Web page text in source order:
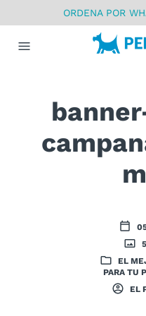
ORDENA POR
EL
PARA TU
EL